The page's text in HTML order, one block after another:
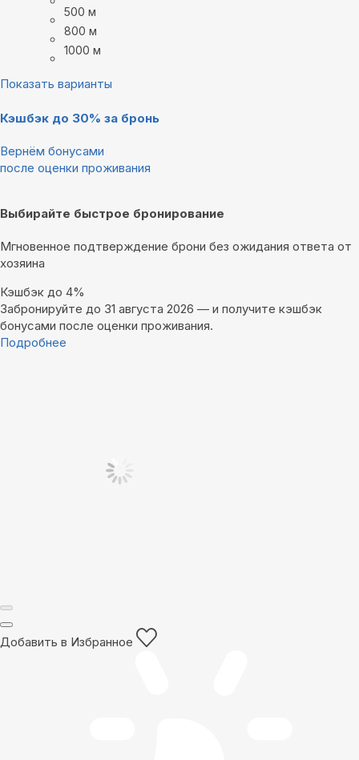
500 м
800 м
1000 м
Показать варианты
Кэшбэк до 30% за бронь
Вернём бонусами
после оценки проживания
Выбирайте быстрое бронирование
Мгновенное подтверждение брони без ожидания ответа от
хозяина
Кэшбэк до 4%
Забронируйте до 31 августа 2026 — и получите кэшбэк
бонусами после оценки проживания.
Подробнее
Добавить в Избранное